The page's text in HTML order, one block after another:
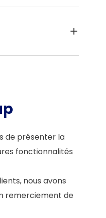
facilite
de présenter la
fonctionnalités
nous avons
remerciement de